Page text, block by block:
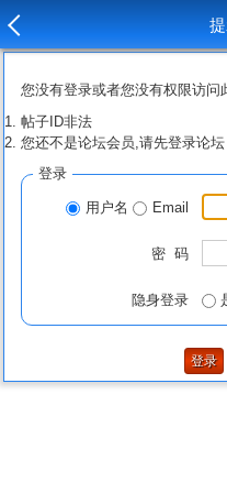
您没有登录或者您没有权限访问
帖子ID非法
您还不是论坛会员,请先登录论坛
登录
用户名 Email
密 码
隐身登录